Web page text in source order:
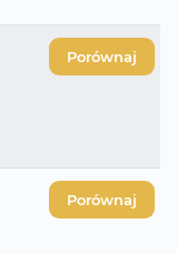
Porównaj
Porównaj